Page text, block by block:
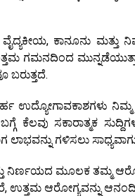
ಕಾನೂನು ಮತ್ತು
ಗಮನದಿಂದ
ಬರುತ್ತದೆ.
ಉದ್ಯೋಗಾವಕಾಶಗಳು ನಿಮ್ಮ
ಕೆಲವು ಸಕಾರಾತ್ಮಕ
ಗಳಿಸಲು
ಮೂಲಕ ತಮ್ಮ ಆರೋಗ್ಯ
ಆರೋಗ್ಯವನ್ನು